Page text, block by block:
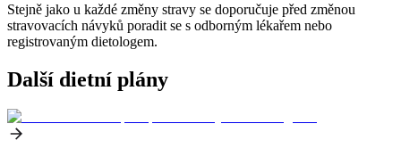
Stejně jako u každé změny stravy se doporučuje před změnou
stravovacích návyků poradit se s odborným lékařem nebo
registrovaným dietologem.
Další dietní plány